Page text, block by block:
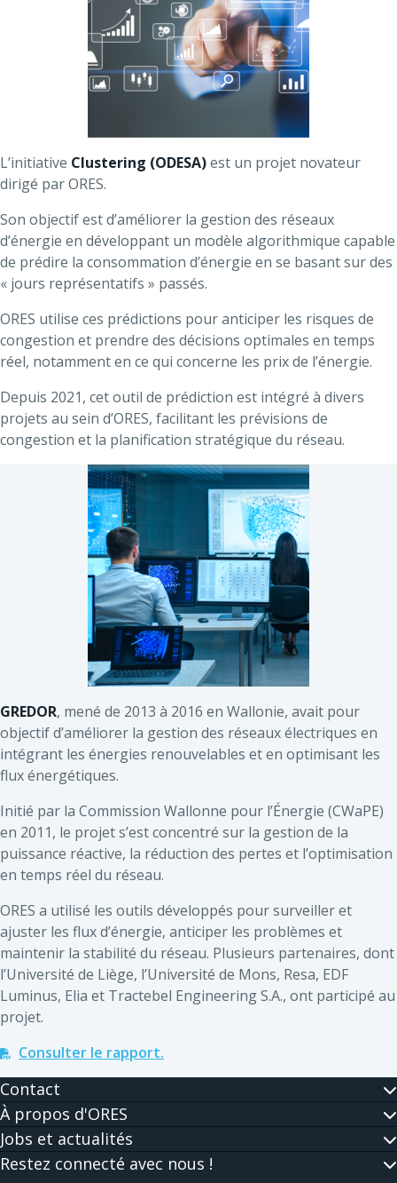
L’initiative Clustering (ODESA)est un projet novateur
dirigé par ORES.
Son objectif est d’améliorer la gestion des réseaux
d’énergie en développant un modèle algorithmique capable
de prédire la consommation d’énergie en se basant sur des
« jours représentatifs » passés.
ORES utilise ces prédictions pour anticiper les risques de
congestion et prendre des décisions optimales en temps
réel, notamment en ce qui concerne les prix de l’énergie.
Depuis 2021, cet outil de prédiction est intégré à divers
projets au sein d’ORES, facilitant les prévisions de
congestion et la planification stratégique du réseau.
GREDOR, mené de 2013 à 2016 en Wallonie, avait pour
objectif d’améliorer la gestion des réseaux électriques en
intégrant les énergies renouvelables et en optimisant les
flux énergétiques.
Initié par la Commission Wallonne pour l’Énergie (CWaPE)
en 2011, le projet s’est concentré sur la gestion de la
puissance réactive, la réduction des pertes et l’optimisation
en temps réel du réseau.
ORES a utilisé les outils développés pour surveiller et
ajuster les flux d’énergie, anticiper les problèmes et
maintenir la stabilité du réseau. Plusieurs partenaires, dont
l’Université de Liège, l’Université de Mons, Resa, EDF
Luminus, Elia et Tractebel Engineering S.A., ont participé au
projet.
Consulter le rapport.
Contact
À propos d'ORES
Jobs et actualités
Restez connecté avec nous !